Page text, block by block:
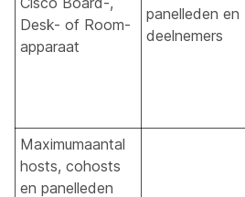
Desk- of Room-
apparaat
panelleden en
deelnemers
Maximumaantal
hosts, cohosts
en panelleden